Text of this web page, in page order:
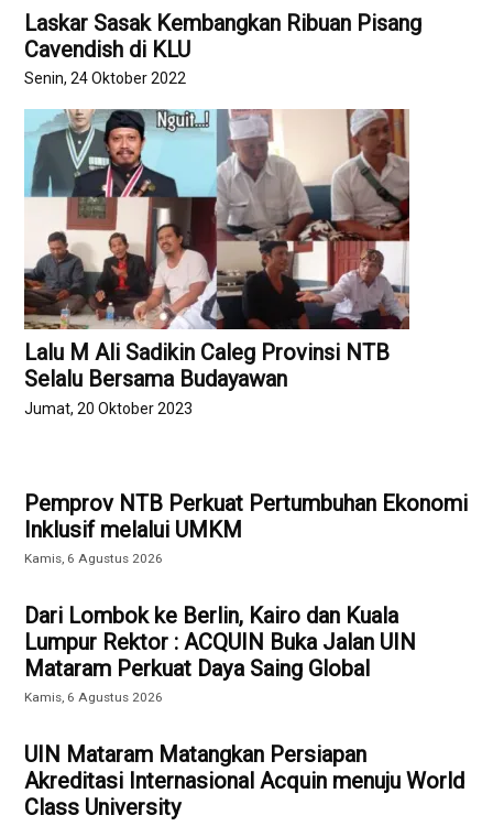
Laskar Sasak Kembangkan Ribuan Pisang
Cavendish di KLU
Senin, 24 Oktober 2022
Lalu M Ali Sadikin Caleg Provinsi NTB
Selalu Bersama Budayawan
Jumat, 20 Oktober 2023
Pemprov NTB Perkuat Pertumbuhan Ekonomi
Inklusif melalui UMKM
Kamis, 6 Agustus 2026
Dari Lombok ke Berlin, Kairo dan Kuala
Lumpur Rektor : ACQUIN Buka Jalan UIN
Mataram Perkuat Daya Saing Global
Kamis, 6 Agustus 2026
UIN Mataram Matangkan Persiapan
Akreditasi Internasional Acquin menuju World
Class University